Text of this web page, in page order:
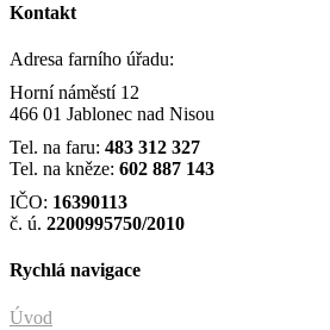
Kontakt
Adresa farního úřadu:
Horní náměstí 12
466 01 Jablonec nad Nisou
Tel. na faru: 483 312 327
Tel. na kněze: 602 887 143
IČO: 16390113
č. ú. 2200995750/2010
Rychlá navigace
Úvod